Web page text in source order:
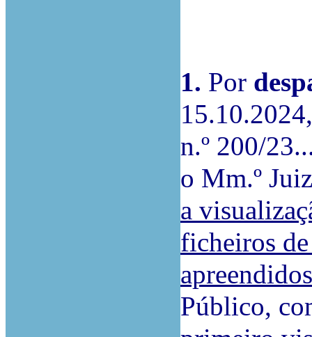
1. Por
n.º 200/
o Mm.º
a
ficheiros
apreendidos
Público,